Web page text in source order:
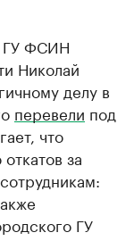
ГУ ФСИН
Николай
делу в
перевели под
что
за
ГУ